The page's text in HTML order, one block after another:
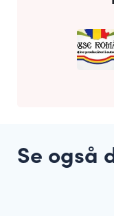
Se også